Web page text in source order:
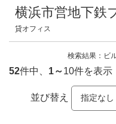
横浜市営地下鉄
貸オフィス
検索結果：ビ
52件中、 1～10件を表示
並び替え